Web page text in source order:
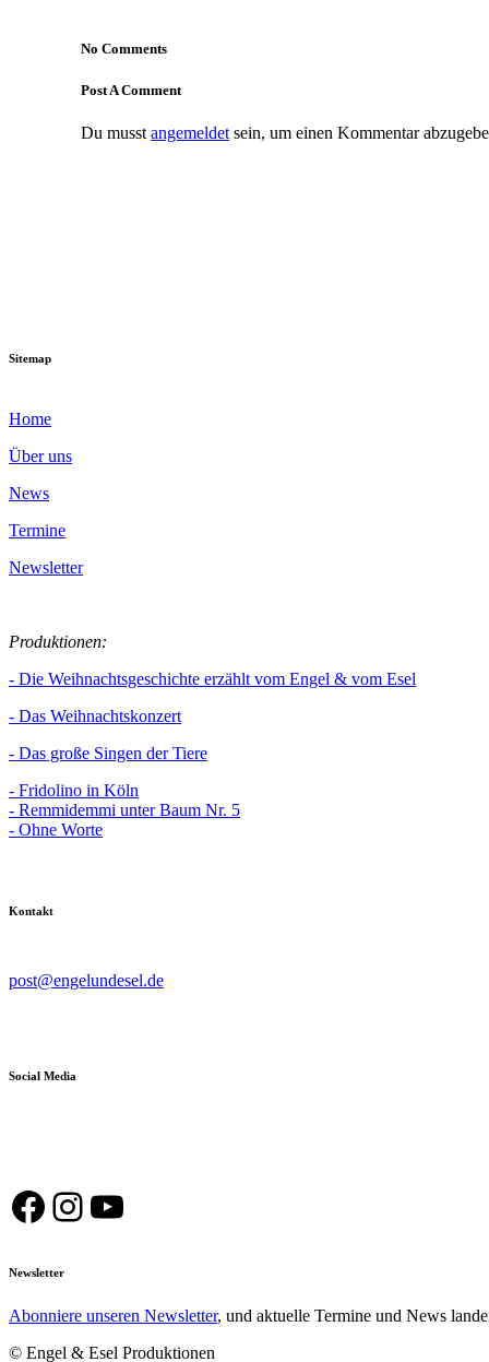
No Comments
Post A Comment
Du musst angemeldet sein, um einen Kommentar
Sitemap
Home
Über uns
News
Termine
Newsletter
Produktionen:
- Die Weihnachtsgeschichte erzählt vom Engel & vom Esel
- Das Weihnachtskonzert
- Das große Singen der Tiere
- Fridolino in Köln
- Remmidemmi unter Baum Nr. 5
- Ohne Worte
Kontakt
post@engelundesel.de
Social Media
Facebook
Instagram
YouTube
Newsletter
Abonniere unseren Newsletter, und aktuelle Termine und News
© Engel & Esel Produktionen